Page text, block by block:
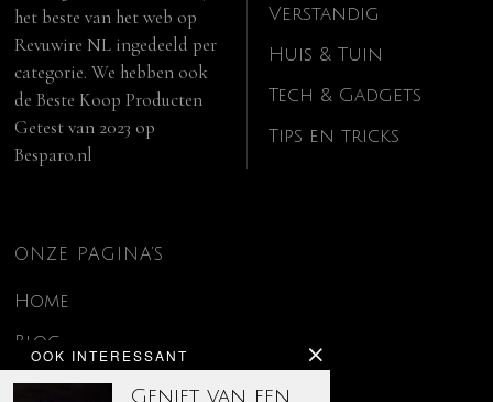
OOK INTERESSANT
Geniet van een
het beste van het web op
Revuwire NL ingedeeld per
categorie. We hebben ook
deBeste Koop Producten
Getest van 2023 op
Besparo.nl
Verstandig
Huis & Tuin
Tech & Gadgets
Tips en tricks
ONZE PAGINA’S
Home
Blog
Contact